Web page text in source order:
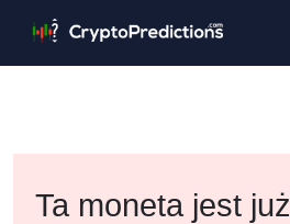
Ta moneta jest już